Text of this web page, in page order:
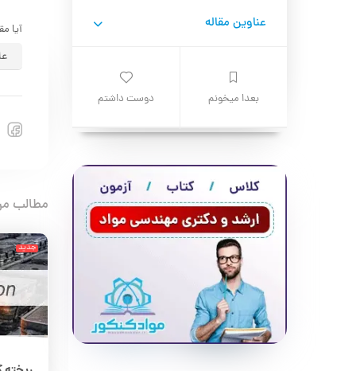
عناوین مقاله
بعدا میخونم دوست داشتم
آیا
مطالب
جدید